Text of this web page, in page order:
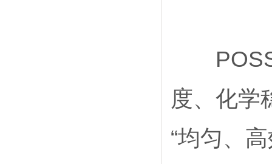
POSS
度、化学
“均匀、